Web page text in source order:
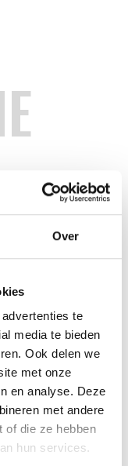
Over
te
media te bieden
Ook delen we
met onze
en analyse. Deze
met andere
of die ze hebben
hun services.
MEER INFORMATIE